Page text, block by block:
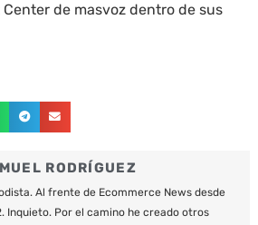
de masvoz dentro de sus
RODRÍGUEZ
Al frente de Ecommerce News desde
Inquieto. Por el camino he creado otros